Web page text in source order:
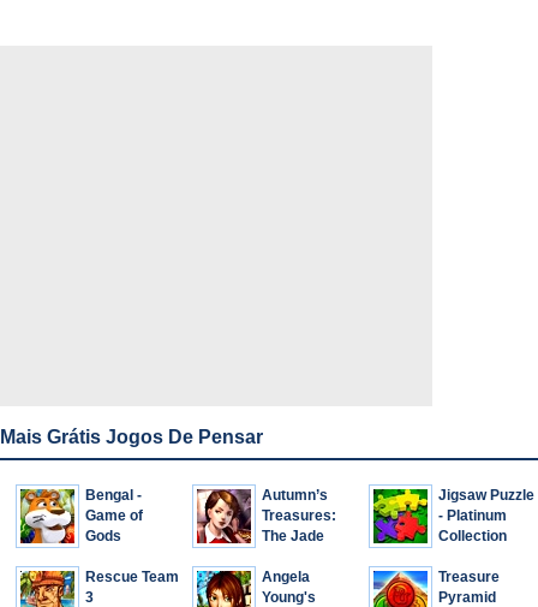
Mais Grátis Jogos De Pensar
Bengal -
Game of
Gods
Autumn’s
Treasures:
The Jade
Jigsaw Puzzle
- Platinum
Collection
Rescue Team
3
Angela
Young's
Treasure
Pyramid